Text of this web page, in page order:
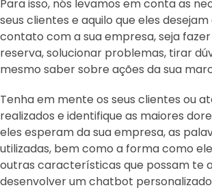
Para isso, nós levamos em conta as
seus clientes e aquilo que eles
contato com a sua empresa, seja
reserva, solucionar problemas, tirar
mesmo saber sobre ações da sua
Tenha em mente os seus clientes ou
realizados e identifique as maiores
eles esperam da sua empresa, as
utilizadas, bem como a forma como
outras características que possam te
desenvolver um chatbot